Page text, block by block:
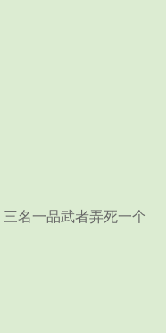
名一品武者弄死一个